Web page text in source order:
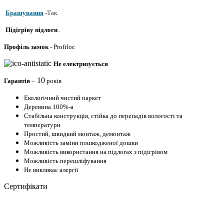
Брашування -Так
Підігріву підлоги
Профіль замок - Profiloc
Не електризується
Гарантія – 10 років
Екологічний чистий паркет
Деревина 100%-а
Стабільна конструкція, стійка до перепадів вологості та
температури
Простий, швидкий монтаж, демонтаж
Можливість заміни пошкодженої дошки
Можливість використання на підлогах з підігрівом
Можливість перешліфування
Не викликає алергії
Сертифікати